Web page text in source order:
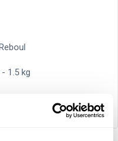
1.5 kg